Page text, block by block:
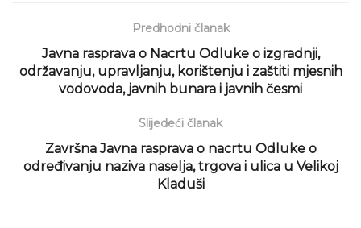
Predhodni članak
Javna rasprava o Nacrtu Odluke o izgradnji,
održavanju, upravljanju, korištenju i zaštiti mjesnih
vodovoda, javnih bunara i javnih česmi
Slijedeći članak
Završna Javna rasprava o nacrtu Odluke o
određivanju naziva naselja, trgova i ulica u Velikoj
Kladuši